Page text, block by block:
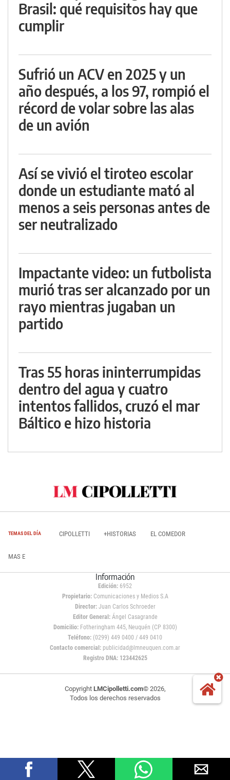
Brasil: qué requisitos hay que
cumplir
Sufrió un ACV en 2025 y un
año después, a los 97, rompió el
récord de volar sobre las alas
de un avión
Así se vivió el tiroteo escolar
donde un estudiante mató al
menos a seis personas antes de
ser neutralizado
Impactante video: un futbolista
murió tras ser alcanzado por un
rayo mientras jugaban un
partido
Tras 55 horas ininterrumpidas
dentro del agua y cuatro
intentos fallidos, cruzó el mar
Báltico e hizo historia
TEMAS DEL DÍA CIPOLLETTI +HISTORIAS EL COMEDOR
MAS E
Información
Edición: 6952
Propietario:Comunicaciones y Medios S.A
Director: Juan Carlos Schroeder
Editor General:Ángel Casagrande
Domicilio:Fotheringham 445, Neuquén (CP 8300)
Teléfono: (0299) 449 0400 / 449 0410
Contacto comercial: publicidad@lmneuquen.com.ar
Registro DNA: 123442625
Copyright LMCipolletti.com© 2026,
Todos los derechos reservados